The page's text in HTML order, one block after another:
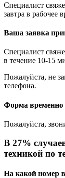
Специалист
завтра в рабочее
Ваша заявка
Специалист
в течение 10-15
Пожалуйста, не
телефона.
Форма временно
Пожалуйста,
В 27%
техникой по
На какой номер